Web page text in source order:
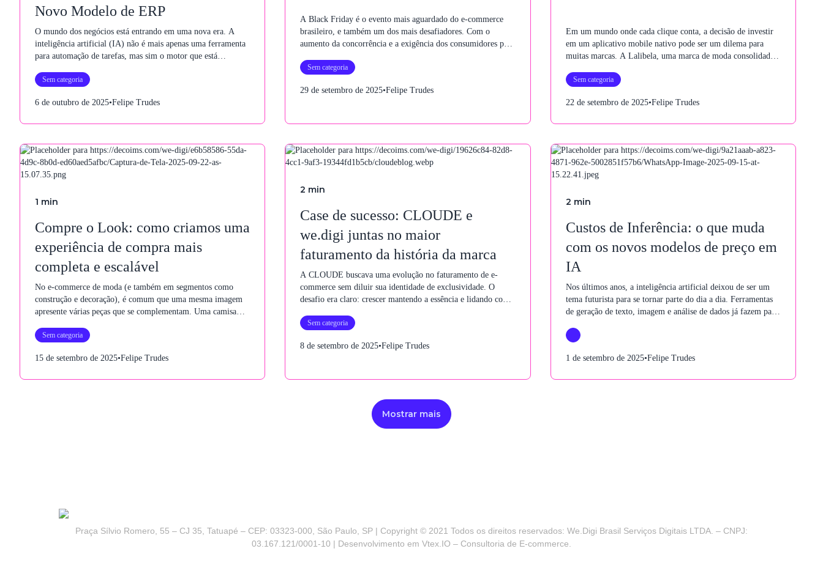
Novo Modelo de ERP
O mundo dos negócios está entrando em uma nova era. A
inteligência artificial (IA) não é mais apenas uma ferramenta
para automação de tarefas, mas sim o motor que está
Sem categoria
6 de outubro de 2025•Felipe Trudes
A Black Friday é o evento mais aguardado do e-commerce
brasileiro, e também um dos mais desafiadores. Com o
aumento da concorrência e a exigência dos consumidores por
planejamento, tecnologia e integração.
Sem categoria
29 de setembro de 2025•Felipe Trudes
Em um mundo onde cada clique conta, a decisão de investir
em um aplicativo mobile nativo pode ser um dilema para
muitas marcas. A Lalibela, uma marca de moda consolidada
desafio.
Sem categoria
22 de setembro de 2025•Felipe Trudes
1 min
Compre o Look: como criamos uma
experiência de compra mais
completa e escalável
No e-commerce de moda (e também em segmentos como
construção e decoração), é comum que uma mesma imagem
apresente várias peças que se complementam. Uma camisa
decoração, ou até mesmo um cômodo com vários materiais de
Sem categoria
15 de setembro de 2025•Felipe Trudes
2 min
Case de sucesso: CLOUDE e
we.digi juntas no maior
faturamento da história da marca
A CLOUDE buscava uma evolução no faturamento de e-
commerce sem diluir sua identidade de exclusividade. O
desafio era claro: crescer mantendo a essência e lidando com
compra. A marca precisava de uma abordagem integrada, que
resultados, sem abrir mão do DNA exclusivo da marca
Sem categoria
8 de setembro de 2025•Felipe Trudes
2 min
Custos de Inferência: o que muda
com os novos modelos de preço em
IA
Nos últimos anos, a inteligência artificial deixou de ser um
tema futurista para se tornar parte do dia a dia. Ferramentas
de geração de texto, imagem e análise de dados já fazem parte
junto com essa adoção acelerada, surge uma pergunta
1 de setembro de 2025•Felipe Trudes
Mostrar mais
Praça Sílvio Romero, 55 – CJ 35, Tatuapé – CEP: 03323-000, São Paulo, SP | Copyright © 2021 Todos os direitos reservados: We.Digi Brasil Serviços Digitais LTDA. – CNPJ:
03.167.121/0001-10 | Desenvolvimento em Vtex.IO – Consultoria de E-commerce.